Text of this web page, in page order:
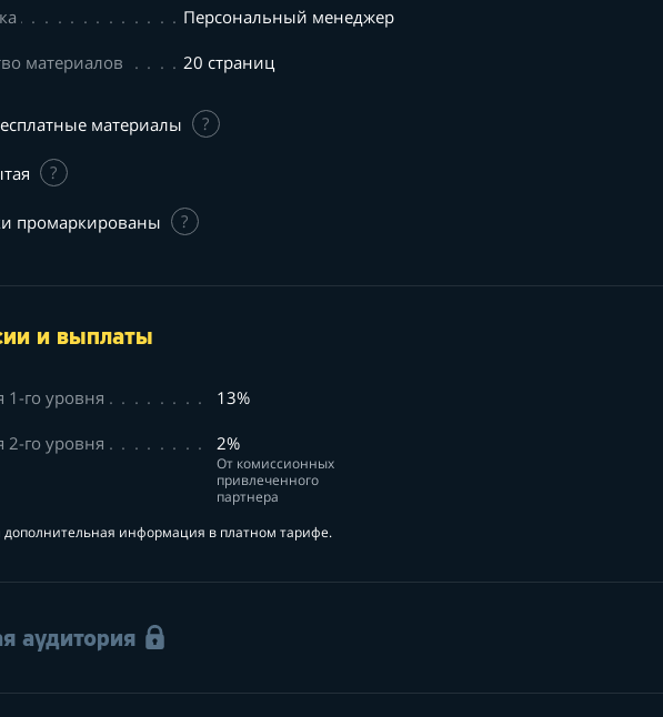
Персональный менеджер
материалов 20 страниц
материалы ?
?
промаркированы ?
и выплаты
1-го уровня 13%
2-го уровня 2%
От комиссионных
привлеченного
партнера
дополнительная информация в платном тарифе.
аудитория